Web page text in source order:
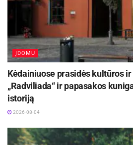
ĮDOMU
Kėdainiuose prasidės kultūros
„Radviliada“ ir papasakos
istoriją
2026-08-04